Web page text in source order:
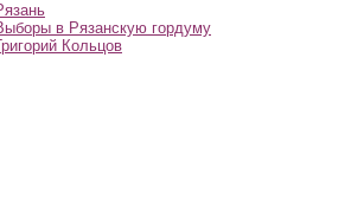
в Рязанскую гордуму
Кольцов